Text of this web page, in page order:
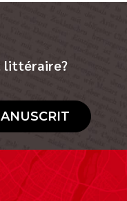
littéraire?